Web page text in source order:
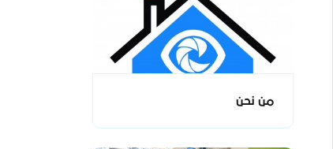
من نحن